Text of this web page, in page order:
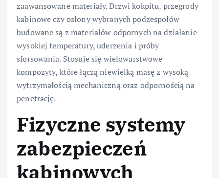
zaawansowane materiały. Drzwi kokpitu, przegrody
kabinowe czy osłony wybranych podzespołów
budowane są z materiałów odpornych na działanie
wysokiej temperatury, uderzenia i próby
sforsowania. Stosuje się wielowarstwowe
kompozyty, które łączą niewielką masę z wysoką
wytrzymałością mechaniczną oraz odpornością na
penetrację.
Fizyczne systemy
zabezpieczeń
kabinowych